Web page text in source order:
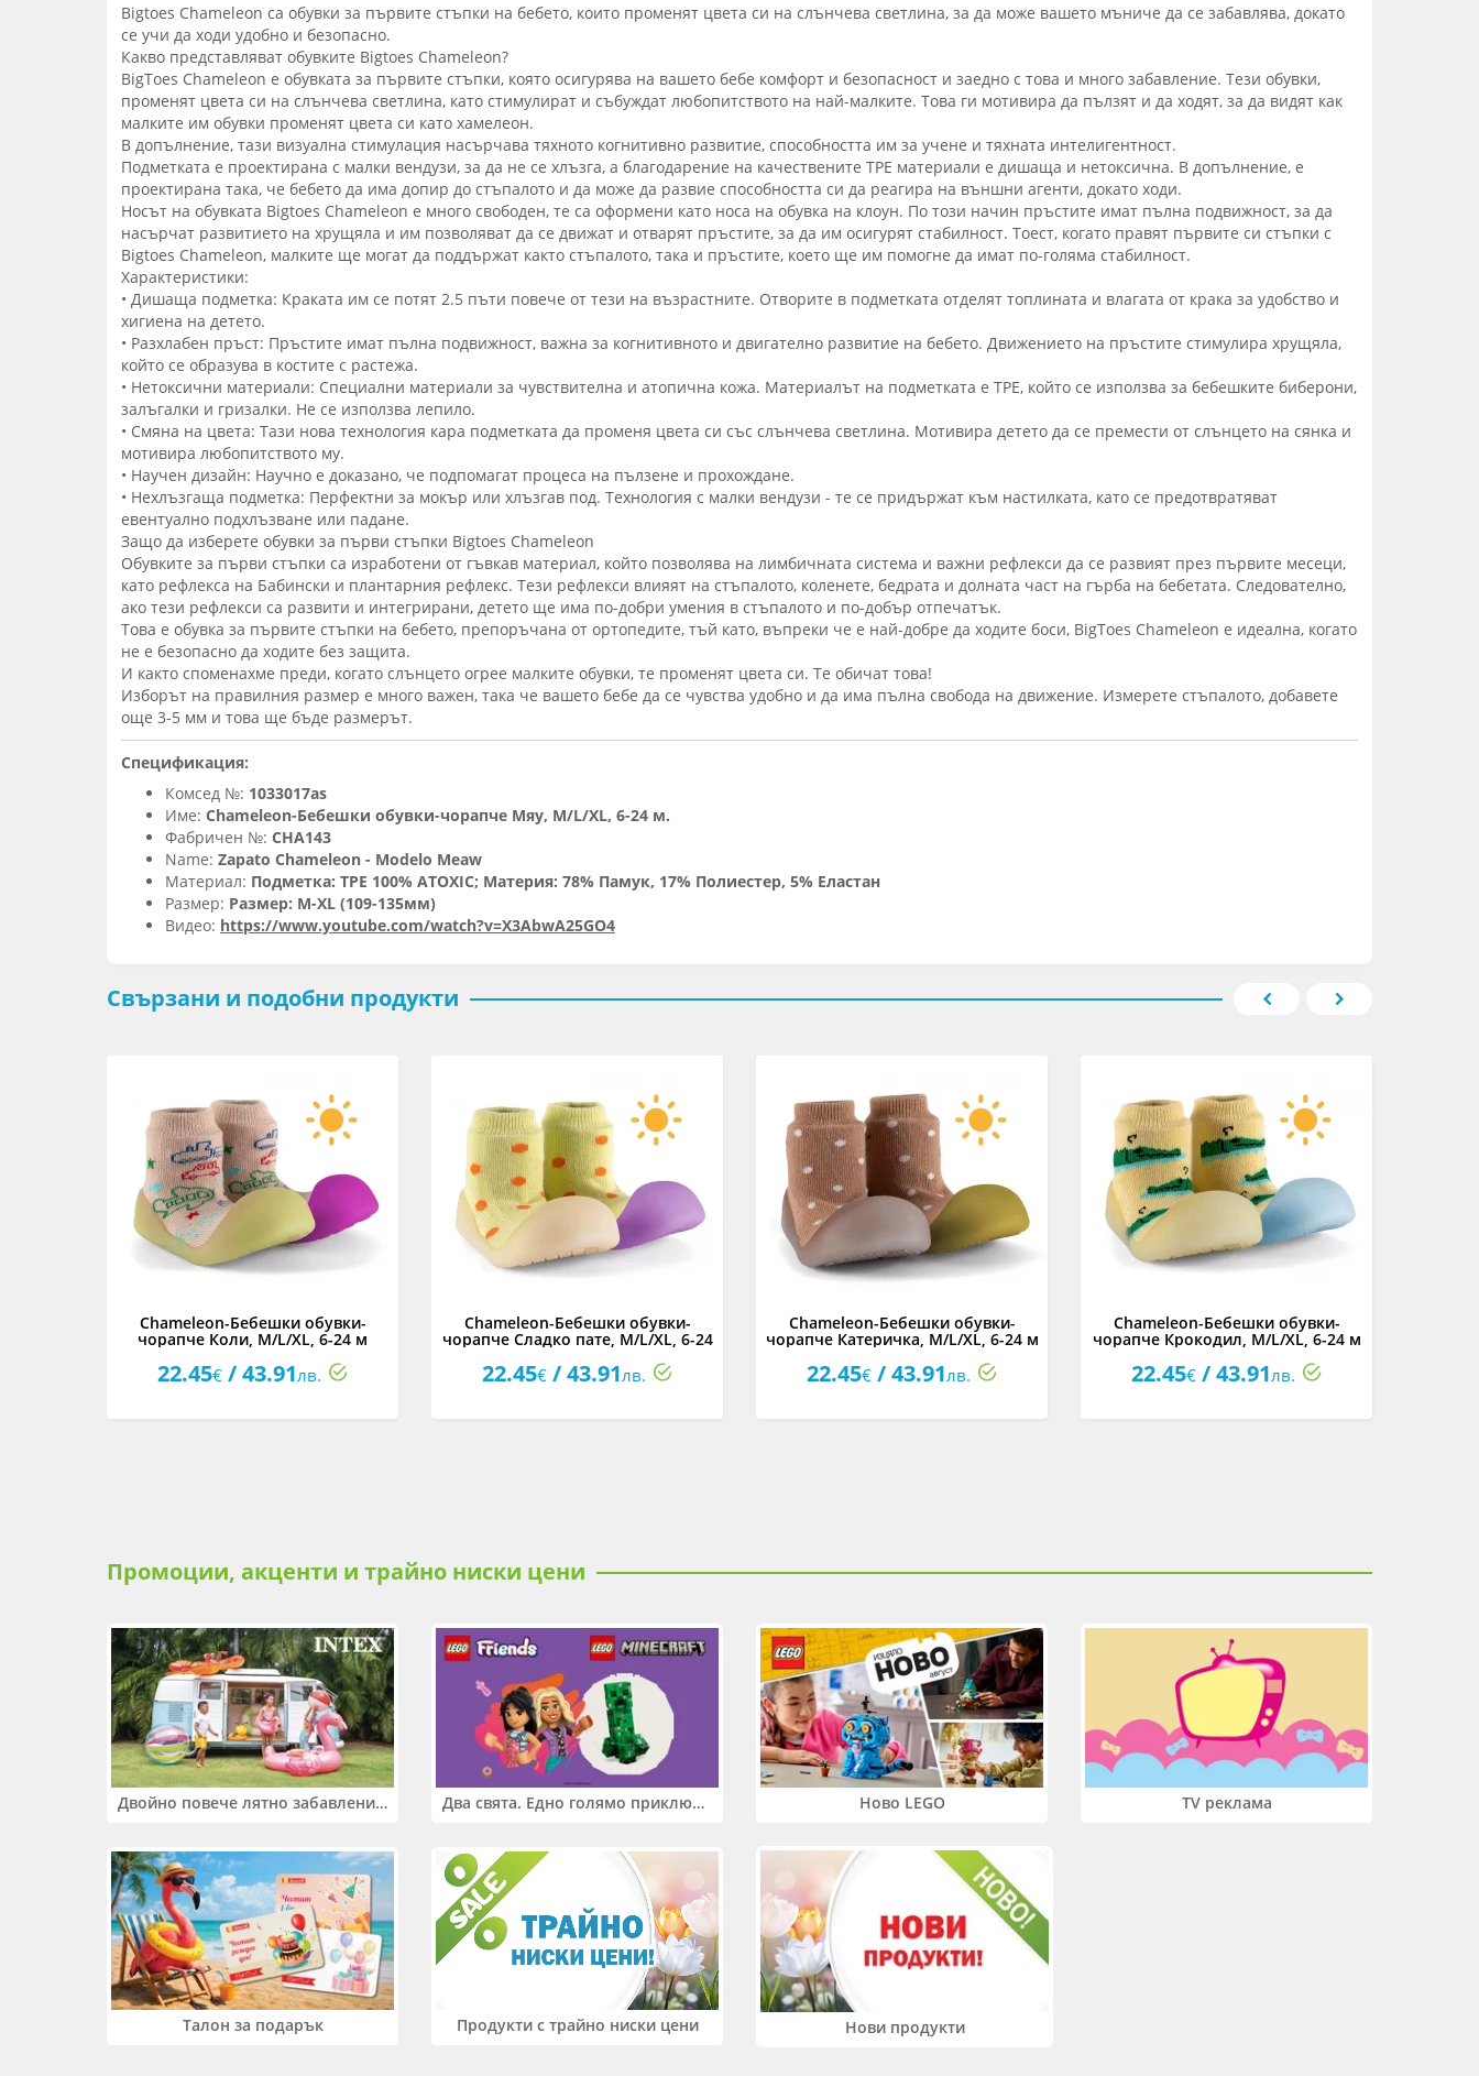
Bigtoes Chameleon са обувки за първите стъпки на бебето, които променят цвета си на слънчева светлина, за да може вашето мъниче да се забавлява, докато
се учи да ходи удобно и безопасно.
Какво представляват обувките Bigtoes Chameleon?
BigToes Chameleon е обувката за първите стъпки, която осигурява на вашето бебе комфорт и безопасност и заедно с това и много забавление. Тези обувки,
променят цвета си на слънчева светлина, като стимулират и събуждат любопитството на най-малките. Това ги мотивира да пълзят и да ходят, за да видят как
малките им обувки променят цвета си като хамелеон.
В допълнение, тази визуална стимулация насърчава тяхното когнитивно развитие, способността им за учене и тяхната интелигентност.
Подметката е проектирана с малки вендузи, за да не се хлъзга, а благодарение на качествените TPE материали е дишаща и нетоксична. В допълнение, е
проектирана така, че бебето да има допир до стъпалото и да може да развие способността си да реагира на външни агенти, докато ходи.
Носът на обувката Bigtoes Chameleon е много свободен, те са оформени като носа на обувка на клоун. По този начин пръстите имат пълна подвижност, за да
насърчат развитието на хрущяла и им позволяват да се движат и отварят пръстите, за да им осигурят стабилност. Тоест, когато правят първите си стъпки с
Bigtoes Chameleon, малките ще могат да поддържат както стъпалото, така и пръстите, което ще им помогне да имат по-голяма стабилност.
Характеристики:
• Дишаща подметка: Краката им се потят 2.5 пъти повече от тези на възрастните. Отворите в подметката отделят топлината и влагата от крака за удобство и
хигиена на детето.
• Разхлабен пръст: Пръстите имат пълна подвижност, важна за когнитивното и двигателно развитие на бебето. Движението на пръстите стимулира хрущяла,
който се образува в костите с растежа.
• Нетоксични материали: Специални материали за чувствителна и атопична кожа. Материалът на подметката е TPE, който се използва за бебешките биберони,
залъгалки и гризалки. Не се използва лепило.
• Смяна на цвета: Тази нова технология кара подметката да променя цвета си със слънчева светлина. Мотивира детето да се премести от слънцето на сянка и
мотивира любопитството му.
• Научен дизайн: Научно е доказано, че подпомагат процеса на пълзене и прохождане.
• Нехлъзгаща подметка: Перфектни за мокър или хлъзгав под. Технология с малки вендузи - те се придържат към настилката, като се предотвратяват
евентуално подхлъзване или падане.
Защо да изберете обувки за първи стъпки Bigtoes Chameleon
Обувките за първи стъпки са изработени от гъвкав материал, който позволява на лимбичната система и важни рефлекси да се развият през първите месеци,
като рефлекса на Бабински и плантарния рефлекс. Тези рефлекси влияят на стъпалото, коленете, бедрата и долната част на гърба на бебетата. Следователно,
ако тези рефлекси са развити и интегрирани, детето ще има по-добри умения в стъпалото и по-добър отпечатък.
Това е обувка за първите стъпки на бебето, препоръчана от ортопедите, тъй като, въпреки че е най-добре да ходите боси, BigToes Chameleon е идеална, когато
не е безопасно да ходите без защита.
И както споменахме преди, когато слънцето огрее малките обувки, те променят цвета си. Те обичат това!
Изборът на правилния размер е много важен, така че вашето бебе да се чувства удобно и да има пълна свобода на движение. Измерете стъпалото, добавете
още 3-5 мм и това ще бъде размерът.
Спецификация:
Комсед №: 1033017as
Име: Chameleon-Бебешки обувки-чорапче Мяу, M/L/XL, 6-24 м.
Фабричен №: CHA143
Name: Zapato Chameleon - Modelo Meaw
Материал: Подметка: TPE 100% ATOXIC; Материя: 78% Памук, 17% Полиестер, 5% Еластан
Размер: Размер: M-XL (109-135мм)
Видео: https://www.youtube.com/watch?v=X3AbwA25GO4
Свързани и подобни продукти
Chameleon-Бебешки обувки-
чорапче Коли, M/L/XL, 6-24 м
22.45€ / 43.91лв.
Chameleon-Бебешки обувки-
чорапче Сладко пате, M/L/XL, 6-24
22.45€ / 43.91лв.
Chameleon-Бебешки обувки-
чорапче Катеричка, M/L/XL, 6-24 м
22.45€ / 43.91лв.
Chameleon-Бебешки обувки-
чорапче Крокодил, M/L/XL, 6-24 м
22.45€ / 43.91лв.
Промоции, акценти и трайно ниски цени
Двойно повече лятно забавление! Купи 2 продукта INTEX и вземи -33% Два свята. Едно голямо приключение. Купи 2 продукта LEGO® Friends и/или LEGO® Minecraft и вземи -27% Ново LEGO TV реклама
Талон за подарък Продукти с трайно ниски цени Нови продукти